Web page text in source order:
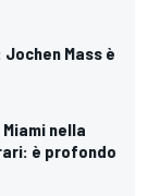
Mass è
nella
è profondo